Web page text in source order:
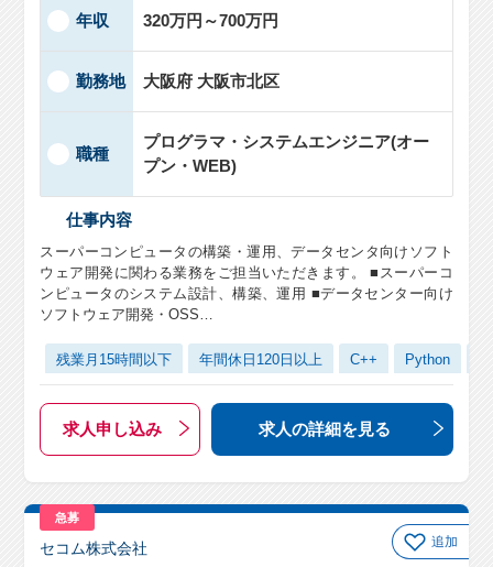
年収 320万円～700万円
勤務地 大阪府 大阪市北区
職種
プログラマ・システムエンジニア(オー
プン・WEB)
仕事内容
スーパーコンピュータの構築・運用、データセンタ向けソフト
ウェア開発に関わる業務をご担当いただきます。 ■スーパーコ
ンピュータのシステム設計、構築、運用 ■データセンター向け
ソフトウェア開発・OSS…
残業月15時間以下 年間休日120日以上 C++ Python
求人申し込み 求人の詳細を見る
急募
追加
セコム株式会社